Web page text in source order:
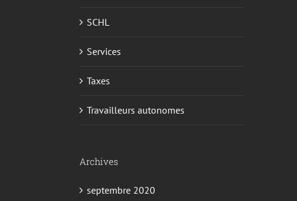
SCHL
Services
Taxes
Travailleurs autonomes
Archives
septembre 2020